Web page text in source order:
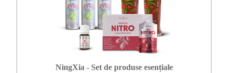
NingXia - Set de produse esențiale